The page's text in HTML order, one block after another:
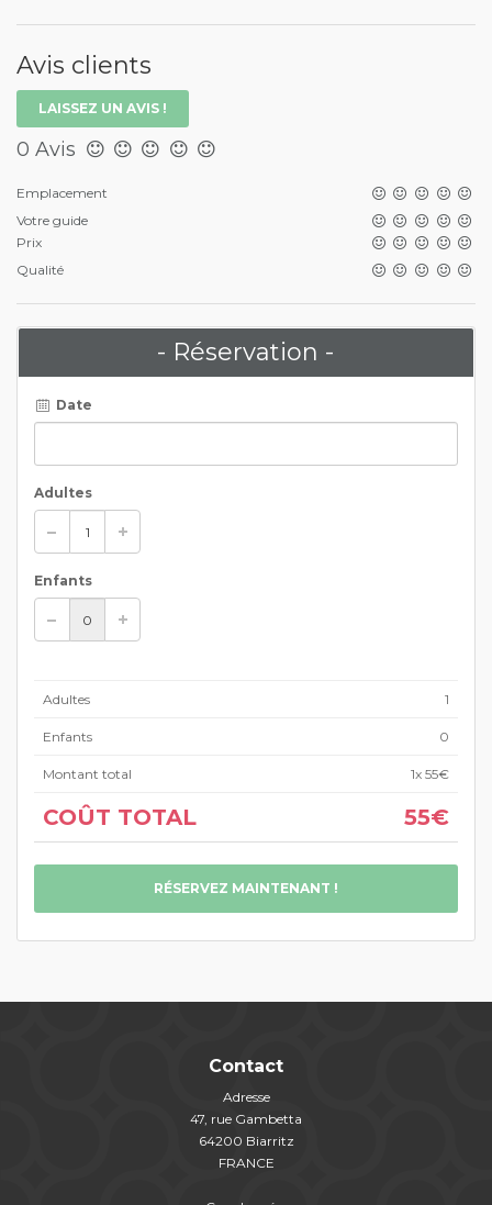
Avis clients
LAISSEZ UN AVIS !
0 Avis
Emplacement
Votre guide
Prix
Qualité
- Réservation -
Date
Adultes
Enfants
Adultes 1
Enfants 0
Montant total 1x 55€
COÛT TOTAL 55€
RÉSERVEZ MAINTENANT !
Contact
Adresse
47, rue Gambetta
64200 Biarritz
FRANCE